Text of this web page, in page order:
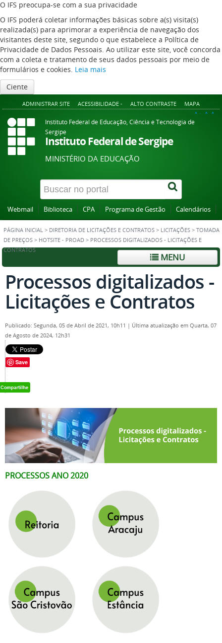
O IFS preocupa-se com a sua privacidade
O IFS poderá coletar informações básicas sobre a(s) visita(s)
realizada(s) para aprimorar a experiência de navegação dos
visitantes deste site, segundo o que estabelece a Política de
Privacidade de Dados Pessoais. Ao utilizar este site, você concorda
com a coleta e tratamento de seus dados pessoais por meio de
formulários e cookies. Leia mais
Ciente
ADMINISTRAR SITE ACESSIBILIDADE - ALTO CONTRASTE MAPA
A+ A A-
Instituto Federal de Educação, Ciência e Tecnologia de
Sergipe
Instituto Federal de Sergipe
MINISTÉRIO DA EDUCAÇÃO
Webmail Biblioteca CPA Programa de Gestão Calendários
PÁGINA INICIAL > DIRETORIA DE LICITAÇÕES E CONTRATOS > LICITAÇÕES > TOMADA
DE PREÇOS > HOTSITE - PROAD > PROCESSOS DIGITALIZADOS - LICITAÇÕES E
CONTRATOS
MENU
Processos digitalizados -
Licitações e Contratos
Publicado: Segunda, 05 de Abril de 2021, 10h11 | Última atualização em Quarta, 07
de Agosto de 2024, 12h31
Save
PROCESSOS ANO 2020